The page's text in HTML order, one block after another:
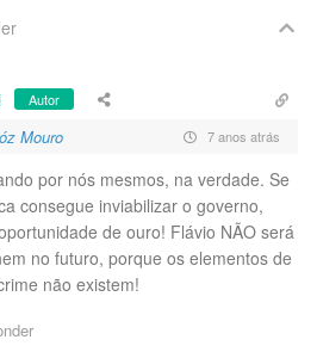
Autor
Mouro 7 anos atrás
por nós mesmos, na verdade. Se
consegue inviabilizar o governo,
de ouro! Flávio NÃO será
no futuro, porque os elementos de
não existem!